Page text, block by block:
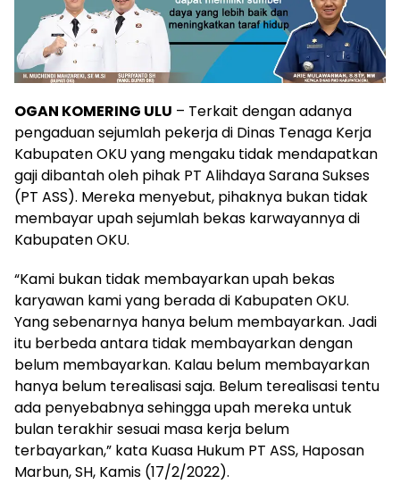
OGAN KOMERING ULU – Terkait dengan adanya
pengaduan sejumlah pekerja di Dinas Tenaga Kerja
Kabupaten OKU yang mengaku tidak mendapatkan
gaji dibantah oleh pihak PT Alihdaya Sarana Sukses
(PT ASS). Mereka menyebut, pihaknya bukan tidak
membayar upah sejumlah bekas karwayannya di
Kabupaten OKU.
“Kami bukan tidak membayarkan upah bekas
karyawan kami yang berada di Kabupaten OKU.
Yang sebenarnya hanya belum membayarkan. Jadi
itu berbeda antara tidak membayarkan dengan
belum membayarkan. Kalau belum membayarkan
hanya belum terealisasi saja. Belum terealisasi tentu
ada penyebabnya sehingga upah mereka untuk
bulan terakhir sesuai masa kerja belum
terbayarkan,” kata Kuasa Hukum PT ASS, Haposan
Marbun, SH, Kamis (17/2/2022).